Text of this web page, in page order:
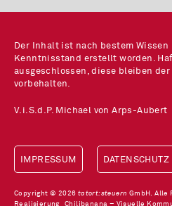
Der Inhalt ist nach bestem
Kenntnisstand erstellt worden.
ausgeschlossen, diese bleiben
vorbehalten.
V.i.S.d.P. Michael von Arps-Aubert
IMPRESSUM DATENSCHUTZ
Copyright © 2026 tatort:steuern GmbH. Alle
RealisierungChilibanana – Visuelle